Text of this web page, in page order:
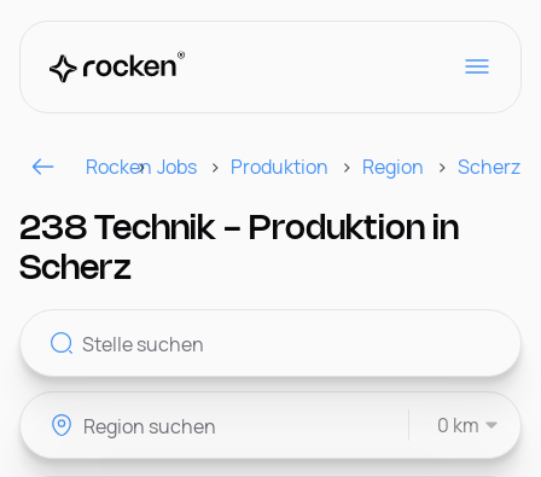
Für Arbeitgeber
Kontakt
CH
Rocken Jobs Produktion Region Scherz
238 Technik - Produktion in
Scherz
0 km